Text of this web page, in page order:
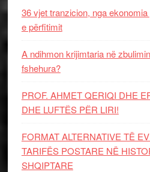
36 vjet tranzicion, nga
e përfitimit
A ndihmon krijimtaria në
fshehura?
PROF. AHMET QERIQI DHE
DHE LUFTЁS PЁR LIRI!
FORMAT ALTERNATIVE TË
TARIFËS POSTARE NË
SHQIPTARE